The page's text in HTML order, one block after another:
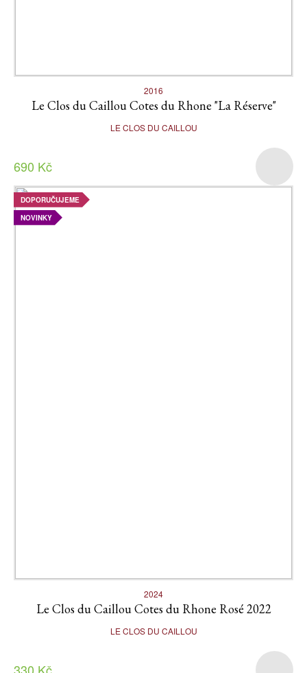
2016
Le Clos du Caillou Cotes du Rhone "La Réserve"
LE CLOS DU CAILLOU
690 Kč
DOPORUČUJEME
NOVINKY
2024
Le Clos du Caillou Cotes du Rhone Rosé 2022
LE CLOS DU CAILLOU